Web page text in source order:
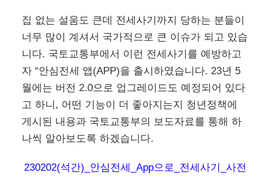
집 없는 설움도 큰데 전세사기까지 당하는 분들이
너무 많이 계셔서 국가적으로 큰 이슈가 되고 있습
니다. 국토교통부에서 이런 전세사기를 예방하고
자 “안심전세 앱(APP)을 출시하였습니다. 23년 5
월에는 버전 2.0으로 업그레이드도 예정되어 있다
고 하니, 어떤 기능이 더 좋아지는지 청년정책에
게시된 내용과 국토교통부의 보도자료를 통해 하
나씩 알아보도록 하겠습니다.
230202(석간)_안심전세_App으로_전세사기_사전